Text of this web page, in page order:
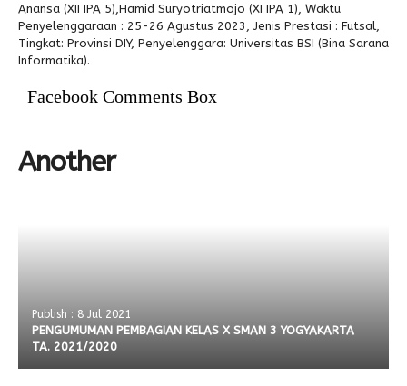
Anansa (XII IPA 5),Hamid Suryotriatmojo (XI IPA 1), Waktu
Penyelenggaraan : 25-26 Agustus 2023, Jenis Prestasi : Futsal,
Tingkat: Provinsi DIY, Penyelenggara: Universitas BSI (Bina Sarana
Informatika).
Facebook Comments Box
Another
Publish : 8 Jul 2021
PENGUMUMAN PEMBAGIAN KELAS X SMAN 3 YOGYAKARTA
TA. 2021/2020